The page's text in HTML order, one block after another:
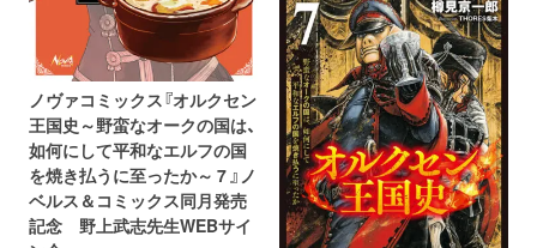
ノヴァコミックス『オルクセン
王国史～野蛮なオークの国は、
如何にして平和なエルフの国
を焼き払うに至ったか～ 7 』ノ
ベルス＆コミックス同月発売
記念 野上武志先生WEBサイ